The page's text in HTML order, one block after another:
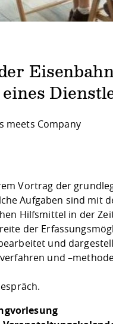
meets Company
Vortrag der
Aufgaben sind mit
Hilfsmittel in der
der
und
und